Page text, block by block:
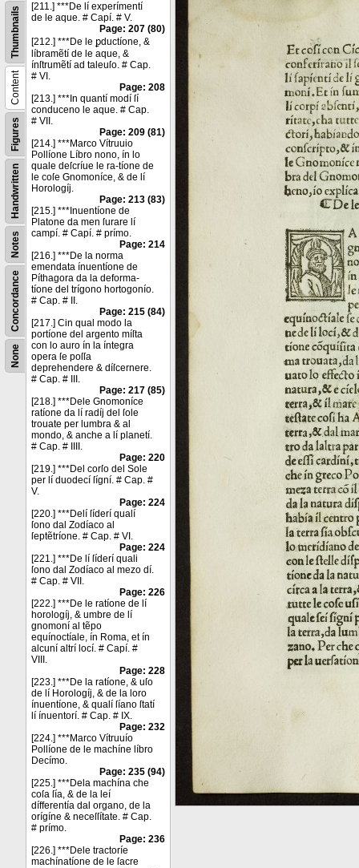
None
Concordance
Notes
Handwritten
Figures
Content
Thumbnails
[211.] ***De lí experímentí
de le aque. # Capí. # V.
Page: 207 (80)
[212.] ***De le ꝑductíone, &
líbramẽtí de le aque, &
ínſtrumẽtí ad taleuſo. # Cap.
# VI.
Page: 208
[213.] ***In quantí modí ſí
conduceno le aque. # Cap.
# VII.
Page: 209 (81)
[214.] ***Marco Vítruuio
Pollíone Líbro nono, ín lo
quale deſcríue le ra-tíone de
le coſe Gnomoníce, & de lí
Horologíj.
Page: 213 (83)
[215.] ***Inuentíone de
Platone da men ſurare lí
campí. # Capí. # prímo.
Page: 214
[216.] ***De la norma
emendata ínuentíone de
Píthagora da la deforma-
tíone del trígono hortogonío.
# Cap. # II.
Page: 215 (84)
[217.] Cin qual modo la
portíone del argento míſta
con lo auro ín la íntegra
opera ſe poſſa
deprehendere & díſcernere.
# Cap. # III.
Page: 217 (85)
[218.] ***Dele Gnomoníce
ratíone da lí radíj del ſole
trouate per lumbra & al
mondo, & anche a lí planetí.
# Cap. # IIII.
Page: 220
[219.] ***Del corſo del Sole
per lí duodecí ſígní. # Cap. #
V.
Page: 224
[220.] ***Delí ſíderí qualí
ſono dal Zodíaco al
ſeptẽtríone. # Cap. # VI.
Page: 224
[221.] ***De lí ſíderí quali
ſono dal Zodíaco al mezo dí.
# Cap. # VII.
Page: 226
[222.] ***De le ratíone de lí
horologíj, & umbre de lí
gnomoní al tẽpo
equínoctíale, ín Roma, et ín
alcuní altrí locí. # Capí. #
VIII.
Page: 228
[223.] ***De la ratíone, & uſo
de lí Horologíj, & de la loro
ínuentíone, & qualí ſíano ſtatí
lí ínuentorí. # Cap. # IX.
Page: 232
[224.] ***Marco Vítruuío
Pollíone de le machíne líbro
Decímo.
Page: 235 (94)
[225.] ***Dela machína che
coſa ſía, & de la leí
dífferentía dal organo, de la
orígíne & neceſſítate. # Cap.
# prímo.
Page: 236
[226.] ***Dele tractoríe
machínatíone de le ſacre